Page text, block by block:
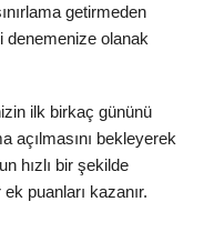
getirmeden
denemenize olanak
ilk birkaç gününü
açılmasını bekleyerek
hızlı bir şekilde
puanları kazanır.